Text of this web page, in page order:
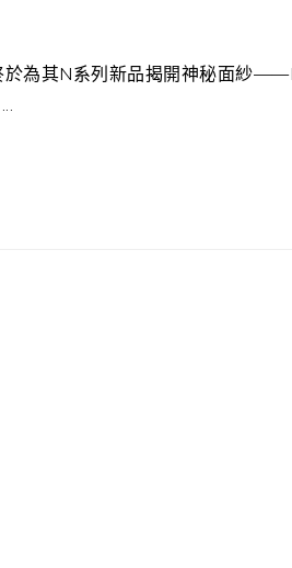
於為其N系列新品揭開神秘面紗